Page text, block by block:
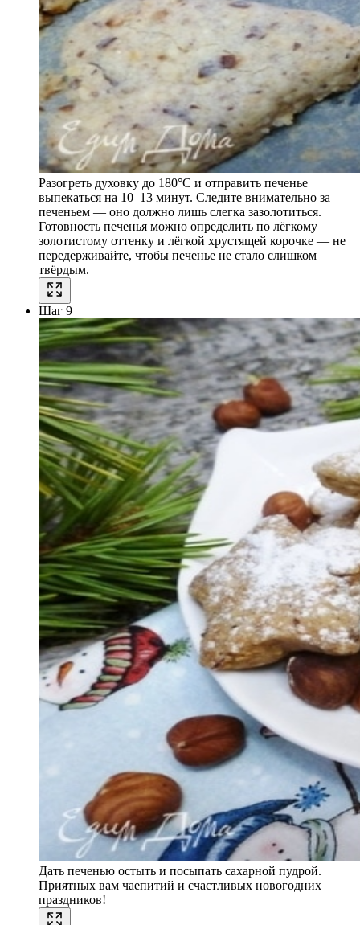
Разогреть духовку до 180°C и отправить печенье
выпекаться на 10–13 минут. Следите внимательно за
печеньем — оно должно лишь слегка зазолотиться.
Готовность печенья можно определить по лёгкому
золотистому оттенку и лёгкой хрустящей корочке — не
передерживайте, чтобы печенье не стало слишком
твёрдым.
Шаг 9
Дать печенью остыть и посыпать сахарной пудрой.
Приятных вам чаепитий и счастливых новогодних
праздников!